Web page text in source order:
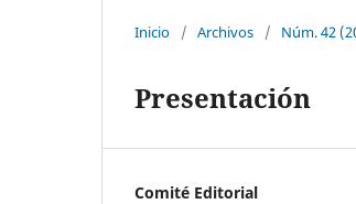
Inicio / Archivos / Núm. 42
Presentación
Comité Editorial